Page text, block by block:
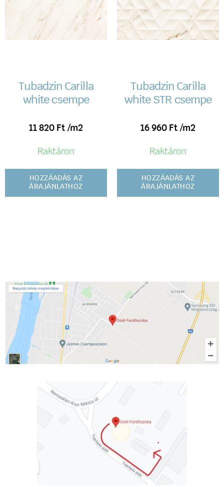
Tubadzin Carilla
white csempe
11 820 Ft /m2
Raktáron
HOZZÁADÁS AZ
ÁRAJÁNLATHOZ
Tubadzin Carilla
white STR csempe
16 960 Ft /m2
Raktáron
HOZZÁADÁS AZ
ÁRAJÁNLATHOZ